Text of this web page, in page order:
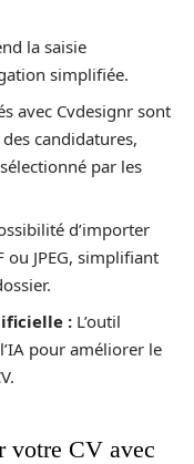
la saisie
simplifiée.
avec Cvdesignr sont
candidatures,
par les
d’importer
ou JPEG, simplifiant
: L’outil
pour améliorer le
votre CV avec